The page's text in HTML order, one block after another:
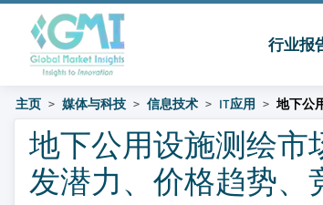
行业报
主页 媒体与科技 信息技术 IT应用 地下公
地下公用设施测绘市
发潜力、价格趋势、